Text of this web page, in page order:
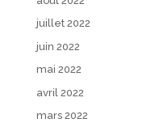
juillet 2022
juin 2022
mai 2022
avril 2022
mars 2022